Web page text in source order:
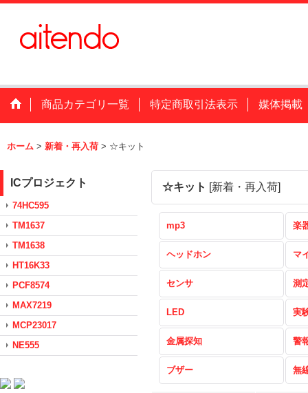
商品カテゴリ一覧 特定商取引法表示 媒体掲載
ホーム > 新着・再入荷 > ☆キット
ICプロジェクト
74HC595
TM1637
TM1638
HT16K33
PCF8574
MAX7219
MCP23017
NE555
☆キット [新着・再入荷]
mp3 楽
ヘッドホン マ
センサ 測
LED 実
金属探知 警
ブザー 無